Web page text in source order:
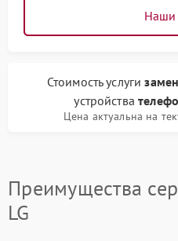
Наши
Стоимость услуги
устройства
Цена актуальна на
Преимущества
LG